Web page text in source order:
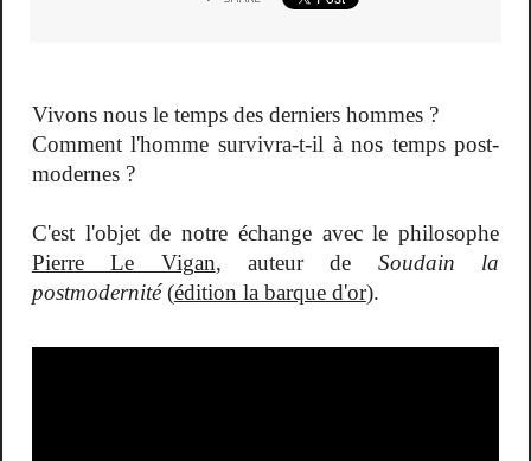
Vivons nous le temps des derniers hommes ?
Comment l'homme survivra-t-il à nos temps post-
modernes ?
C'est l'objet de notre échange avec le philosophe
Pierre Le Vigan, auteur de Soudain la
postmodernité(édition la barque d'or).